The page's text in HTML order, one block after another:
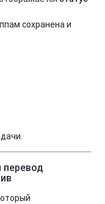
сохранена и
перевод